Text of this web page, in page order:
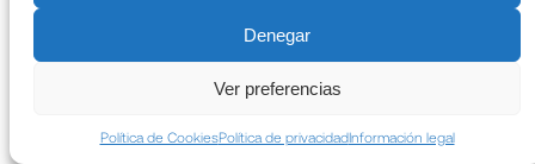
Denegar
Ver preferencias
Política de CookiesPolítica de privacidadInformación legal